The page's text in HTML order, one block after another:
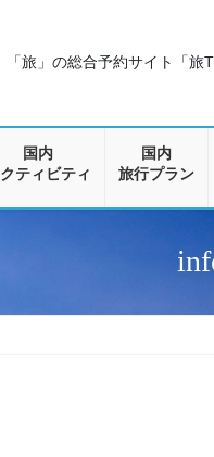
「旅」の総合予約サイト「旅
国内
ティビティ
国内
旅行プラン